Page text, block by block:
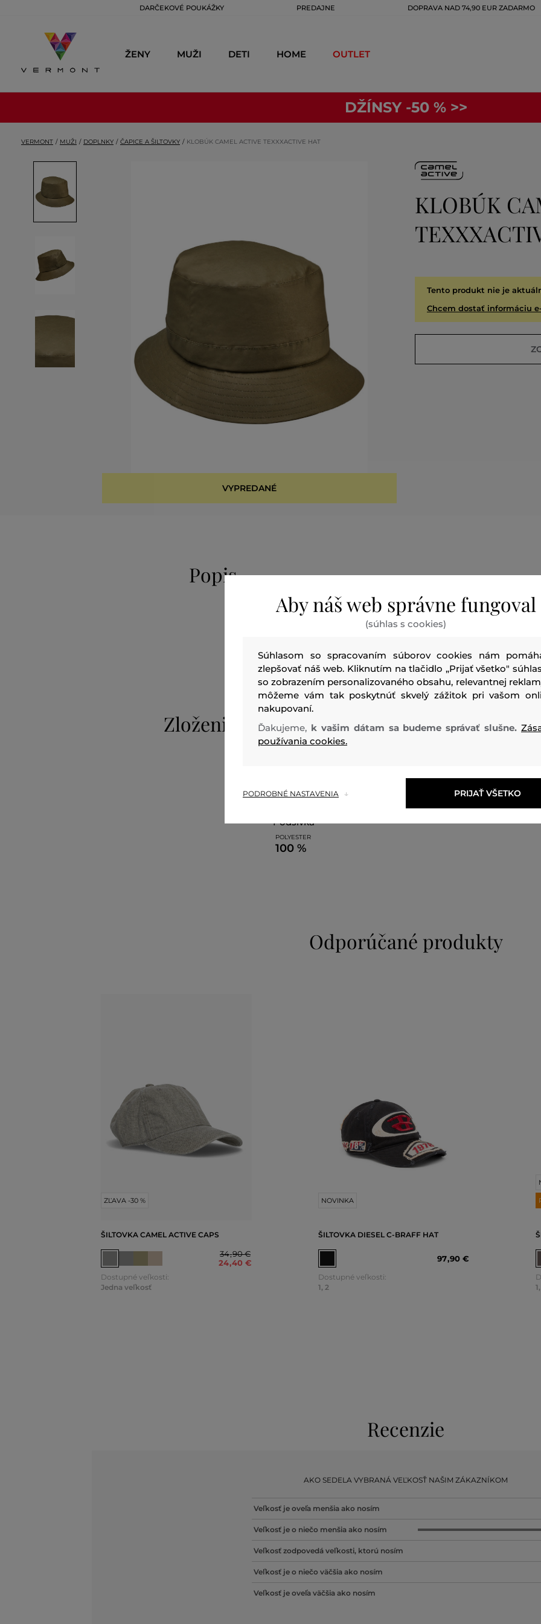
DARČEKOVÉ POUKÁŽKY PREDAJNE DOPRAVA NAD 74,90 EUR ZADARMO
ŽENY MUŽI DETI HOME OUTLET
DŽÍNSY -50 % >>
VERMONT MUŽI DOPLNKY ČAPICE A ŠILTOVKY KLOBÚK CAMEL ACTIVE TEXXXACTIVE HAT
VYPREDANÉ
KLOBÚK
Tento produkt nie je
Chcem dostať informáciu
Popis
Letný pánsky klobúk. Pohodlný a praktický design,
Športovo - elegantný doplnok v letnom období, ktorý
šetníku.
Sezóna: SS23 Kód produktu:401120_1H12-323-CC-93
Zloženie
62 % 38 %
podšívka
POLYESTER
100 %
Odporúčané produkty
ZĽAVA -30 %
ŠILTOVKA CAMEL ACTIVE CAPS
34,90 €
24,40 €
Dostupné veľkosti:
Jedna veľkosť
NOVINKA
ŠILTOVKA DIESEL C-BRAFF HAT
97,90 €
Dostupné veľkosti:
1 , 2
1 ,
Recenzie
AKO SEDELA VYBRANÁ VEĽKOSŤ NAŠIM ZÁKAZNÍKOM
Veľkosť je oveľa menšia ako nosím
Veľkosť je o niečo menšia ako nosím
Veľkosť zodpovedá veľkosti, ktorú nosím
Veľkosť je o niečo väčšia ako nosím
Veľkosť je oveľa väčšia ako nosím
Aby náš web správne fungoval
(súhlas s cookies)
Súhlasom so spracovaním súborov cookies nám
zlepšovať náš web. Kliknutím na tlačidlo „Prijať všetko"
so zobrazením personalizovaného obsahu, relevantnej
môžeme vám tak poskytnúť skvelý zážitok pri vašom
nakupovaní.
Ďakujeme, k vašim dátam sa budeme správať slušne.
používania cookies.
PODROBNÉ NASTAVENIA PRIJAŤ VŠETKO